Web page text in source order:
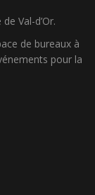
Val-d’Or.
de bureaux à
pour la